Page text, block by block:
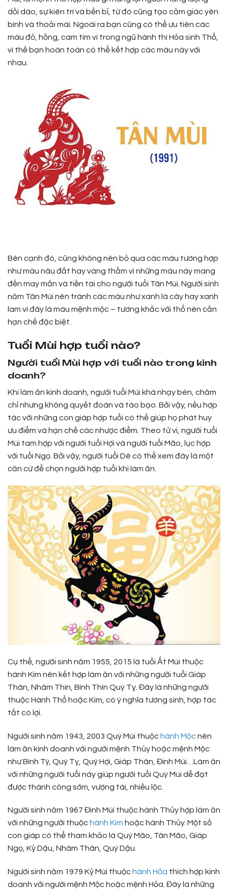
dồi dào, sự kiên trì và bền bỉ, từ đó cũng tạo cảm giác yên
bình và thoải mái. Ngoài ra bạn cũng có thể ưu tiên các
màu đỏ, hồng, cam tím vì trong ngũ hành thì Hỏa sinh Thổ,
vì thế bạn hoàn toàn có thể kết hợp các màu này với
nhau.
Bên cạnh đó, cũng không nên bỏ qua các màu tương hợp
như màu nâu đất hay vàng thẫm vì những màu này mang
đến may mắn và tiền tài cho người tuổi Tân Mùi. Người sinh
năm Tân Mùi nên tránh các màu như xanh lá cây hay xanh
lam vì đây là màu mệnh mộc – tương khắc với thổ nên cần
hạn chế đặc biệt.
Tuổi Mùi hợp tuổi nào?
Người tuổi Mùi hợp với tuổi nào trong kinh
doanh?
Khi làm ăn kinh doanh, người tuổi Mùi khá nhạy bén, chăm
chỉ nhưng không quyết đoán và táo bạo. Bởi vậy, nếu hợp
tác với những con giáp hợp tuổi có thể giúp họ phát huy
ưu điểm và hạn chế các nhược điểm. Theo tử vi, người tuổi
Mùi tam hợp với người tuổi Hợi và người tuổi Mão, lục hợp
với tuổi Ngọ. Bởi vậy, người tuổi Dê có thể xem đây là một
căn cứ để chọn người hợp tuổi khi làm ăn.
Cụ thể, người sinh năm 1955, 2015 là tuổi Ất Mùi thuộc
hành Kim nên kết hợp làm ăn với những người tuổi Giáp
Thân, Nhâm Thìn, Bính Thìn Quý Tỵ. Đây là những người
thuộc Hành Thổ hoặc Kim, có ý nghĩa tương sinh, hợp tác
tất có lợi.
Người sinh năm 1943, 2003 Quý Mùi thuộc hành Mộcnên
làm ăn kinh doanh với người mệnh Thủy hoặc mệnh Mộc
như Bính Tý, Quý Tỵ, Quý Hợi, Giáp Thân, Đinh Mùi…Làm ăn
với những người tuổi này giúp người tuổi Quý Mùi dễ đạt
được thành công sớm, vượng tài, nhiều lộc.
Người sinh năm 1967 Đinh Mùi thuộc hành Thủy hợp làm ăn
với những người thuộc hành Kim hoặc hành Thủy. Một số
con giáp có thể tham khảo là Quý Mão, Tân Mão, Giáp
Ngọ, Kỷ Dậu, Nhâm Thân, Quý Dậu.
Người sinh năm 1979 Kỷ Mùi thuộc hành Hỏa thích hợp kinh
doanh với người mệnh Mộc hoặc mệnh Hỏa. Đây là những